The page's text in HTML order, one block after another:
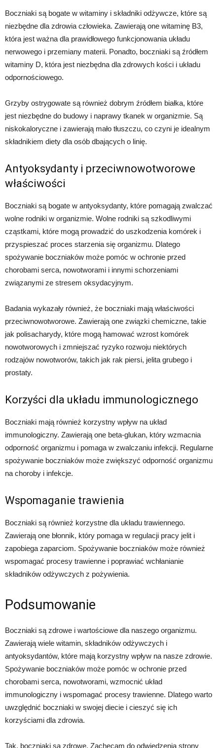
Boczniaki są bogate w witaminy i składniki odżywcze, które są
niezbędne dla zdrowia człowieka. Zawierają one witaminę B3,
która jest ważna dla prawidłowego funkcjonowania układu
nerwowego i przemiany materii. Ponadto, boczniaki są źródłem
witaminy D, która jest niezbędna dla zdrowych kości i układu
odpornościowego.
Grzyby ostrygowate są również dobrym źródłem białka, które
jest niezbędne do budowy i naprawy tkanek w organizmie. Są
niskokaloryczne i zawierają mało tłuszczu, co czyni je idealnym
składnikiem diety dla osób dbających o linię.
Antyoksydanty i przeciwnowotworowe
właściwości
Boczniaki są bogate w antyoksydanty, które pomagają zwalczać
wolne rodniki w organizmie. Wolne rodniki są szkodliwymi
cząstkami, które mogą prowadzić do uszkodzenia komórek i
przyspieszać proces starzenia się organizmu. Dlatego
spożywanie boczniaków może pomóc w ochronie przed
chorobami serca, nowotworami i innymi schorzeniami
związanymi ze stresem oksydacyjnym.
Badania wykazały również, że boczniaki mają właściwości
przeciwnowotworowe. Zawierają one związki chemiczne, takie
jak polisacharydy, które mogą hamować wzrost komórek
nowotworowych i zmniejszać ryzyko rozwoju niektórych
rodzajów nowotworów, takich jak rak piersi, jelita grubego i
prostaty.
Korzyści dla układu immunologicznego
Boczniaki mają również korzystny wpływ na układ
immunologiczny. Zawierają one beta-glukan, który wzmacnia
odporność organizmu i pomaga w zwalczaniu infekcji. Regularne
spożywanie boczniaków może zwiększyć odporność organizmu
na choroby i infekcje.
Wspomaganie trawienia
Boczniaki są również korzystne dla układu trawiennego.
Zawierają one błonnik, który pomaga w regulacji pracy jelit i
zapobiega zaparciom. Spożywanie boczniaków może również
wspomagać procesy trawienne i poprawiać wchłanianie
składników odżywczych z pożywienia.
Podsumowanie
Boczniaki są zdrowe i wartościowe dla naszego organizmu.
Zawierają wiele witamin, składników odżywczych i
antyoksydantów, które mają korzystny wpływ na nasze zdrowie.
Spożywanie boczniaków może pomóc w ochronie przed
chorobami serca, nowotworami, wzmocnić układ
immunologiczny i wspomagać procesy trawienne. Dlatego warto
uwzględnić boczniaki w swojej diecie i cieszyć się ich
korzyściami dla zdrowia.
Tak, boczniaki są zdrowe. Zachęcam do odwiedzenia strony